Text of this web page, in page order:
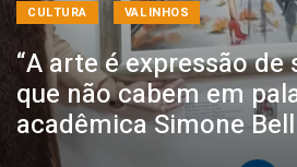
CULTURA VALINHOS
“A arte é expressão
que não cabem em
acadêmica Simone